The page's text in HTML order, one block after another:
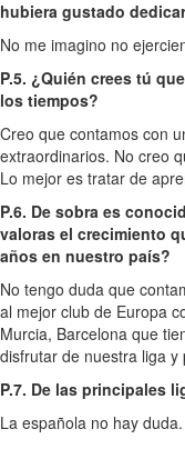
hubiera gustado
No me imagino no
P.5. ¿Quién crees tú
los tiempos?
Creo que contamos con
extraordinarios. No creo
Lo mejor es tratar de
P.6. De sobra es
valoras el crecimiento
años en nuestro país?
No tengo duda que
al mejor club de Europa
Murcia, Barcelona que
disfrutar de nuestra liga y
P.7. De las principales
La española no hay